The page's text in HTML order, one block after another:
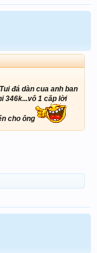
đá dàn cua anh ban
346k...vô 1 căp lời
cho ông